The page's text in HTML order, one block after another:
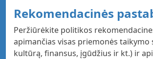
Rekomendacinės
Peržiūrėkite politikos
apimančias visas priemonės taikymo
kultūrą, finansus, įgūdžius ir kt.) ir